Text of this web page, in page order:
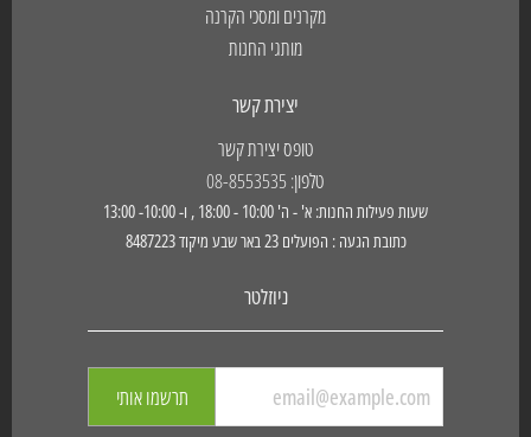
מקרנים ומסכי הקרנה
מותגי החנות
יצירת קשר
טופס יצירת קשר
טלפון: 08-8553535
שעות פעילות החנות: א' - ה' 10:00 - 18:00 , ו- 10:00- 13:00
כתובת הגעה : הפועלים 23 באר שבע מיקוד 8487223
ניוזלטר
תרשמו אותי